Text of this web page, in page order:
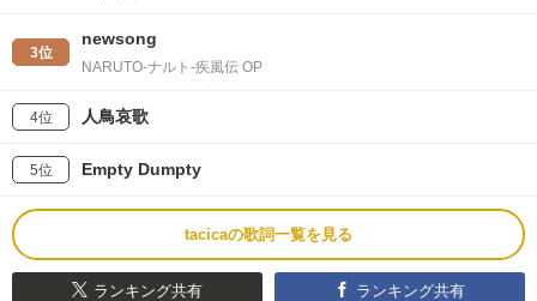
3位
newsong
NARUTO-ナルト-疾風伝 OP
4位 人鳥哀歌
5位 Empty Dumpty
tacicaの歌詞一覧を見る
ランキング共有 ランキング共有